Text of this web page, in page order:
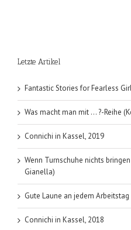
Letzte Artikel
Fantastic Stories for Fearless
Was macht man mit … ?-Reihe
Connichi in Kassel, 2019
Wenn Turnschuhe nichts
Gianella)
Gute Laune an jedem
Connichi in Kassel, 2018